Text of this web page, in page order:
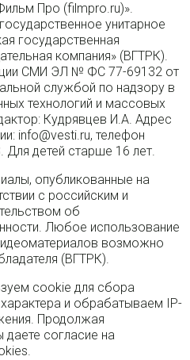
Про (filmpro.ru)».
унитарное
государственная
компания» (ВГТРК).
СМИ ЭЛ № ФС 77-69132 от
службой по надзору в
технологий и массовых
Кудрявцев И.А. Адрес
info@vesti.ru, телефон
Для детей старше 16 лет.
опубликованные на
с российским и
об
Любое использование
возможно
(ВГТРК).
cookie для сбора
и обрабатываем IP-
Продолжая
даете согласие на